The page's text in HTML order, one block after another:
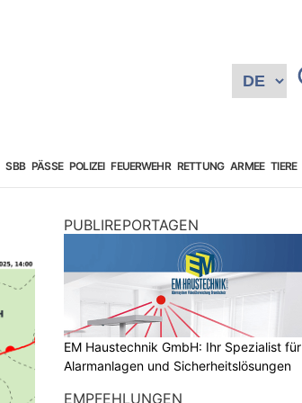
SBB PÄSSE POLIZEI FEUERWEHR RETTUNG ARMEE TIERE
PUBLIREPORTAGEN
EM Haustechnik GmbH: Ihr Spezialist für
Alarmanlagen und Sicherheitslösungen
EMPFEHLUNGEN